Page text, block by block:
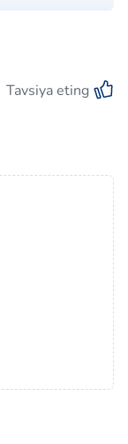
Tavsiya eting